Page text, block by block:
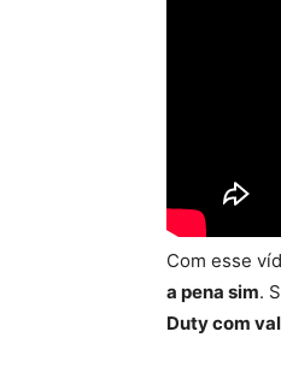
Com esse
a pena sim.
Duty com